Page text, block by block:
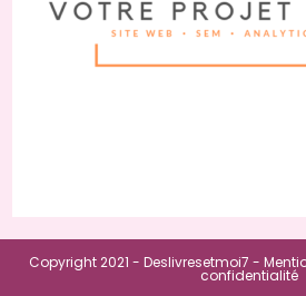
Copyright 2021 - Deslivresetmoi7 -
confidentialité